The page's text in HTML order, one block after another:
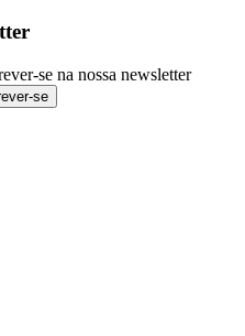
se na nossa newsletter
se